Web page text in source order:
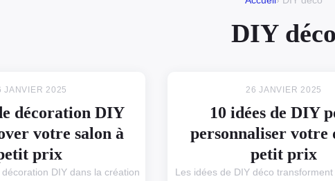
DIY déco
JANVIER 2025
décoration DIY
votre salon à
prix
DIY dans la création
26 JANVIER 2025
10 idées de DIY
personnaliser votre
petit prix
Les idées de DIY déco